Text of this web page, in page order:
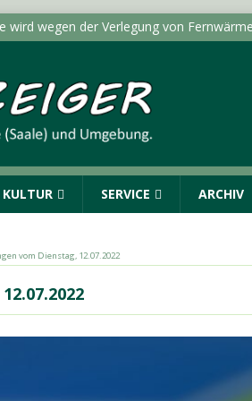
wird wegen der Verlegung von
vom Donnerstag, 06.08.2026
Nicht Herkunft.“ startet in
Fragen an die AOK Sachsen-Anhalt
und beraubt
SERVICE ARCHIV
vom Dienstag, 12.07.2022